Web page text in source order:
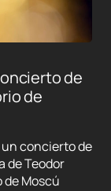
de
de
concierto de
de Teodor
Moscú